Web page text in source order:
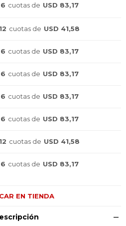
6 cuotas de USD 83,17
12 cuotas de USD 41,58
6 cuotas de USD 83,17
6 cuotas de USD 83,17
6 cuotas de USD 83,17
6 cuotas de USD 83,17
12 cuotas de USD 41,58
6 cuotas de USD 83,17
EN TIENDA